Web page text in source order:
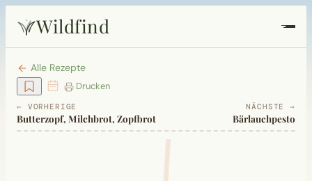
Wildfind
Startseite
Pflanzen
Alle Rezepte
Drucken
← VORHERIGE
Butterzopf, Milchbrot, Zopfbrot
NÄCHSTE →
Bärlauchpesto